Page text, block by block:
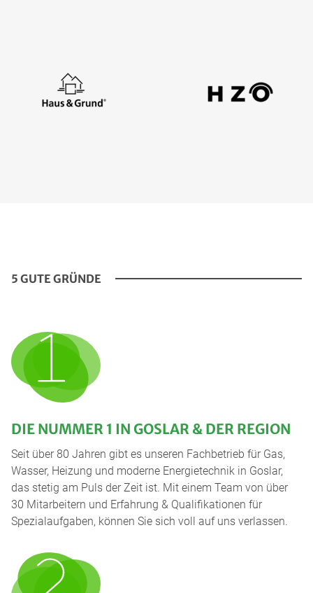
5 GUTE GRÜNDE
DIE NUMMER 1 IN GOSLAR & DER REGION
Seit über 80 Jahren gibt es unseren Fachbetrieb für Gas,
Wasser, Heizung und moderne Energietechnik in Goslar,
das stetig am Puls der Zeit ist. Mit einem Team von über
30 Mitarbeitern und Erfahrung & Qualifikationen für
Spezialaufgaben, können Sie sich voll auf uns verlassen.